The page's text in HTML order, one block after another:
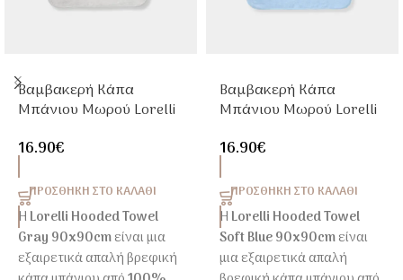
Βαμβακερή Κάπα
Μπάνιου Μωρού Lorelli
Γκρι
16.90€
ΠΡΟΣΘΉΚΗ ΣΤΟ ΚΑΛΆΘΙ
Η Lorelli Hooded Towel
Gray 90x90cmείναι μια
εξαιρετικά απαλή βρεφική
Βαμβακερή Κάπα
Μπάνιου Μωρού Lorelli
Soft Blue
16.90€
ΠΡΟΣΘΉΚΗ ΣΤΟ ΚΑΛΆΘΙ
Η Lorelli Hooded Towel
Soft Blue 90x90cmείναι
μια εξαιρετικά απαλή